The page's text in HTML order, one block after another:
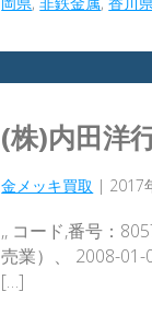
(株)内田洋
金メッキ買取 | 2017
,, コード,番号：
売業）、 2008-01-
[…]